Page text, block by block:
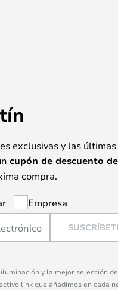
exclusivas y las
cupón de descuento
compra.
Empresa
y la mejor selección
link que añadimos en cada